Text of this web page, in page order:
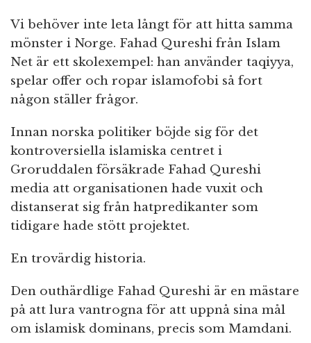
Vi behöver inte leta långt för att hitta samma
mönster i Norge. Fahad Qureshi från Islam
Net är ett skolexempel: han använder taqiyya,
spelar offer och ropar islamofobi så fort
någon ställer frågor.
Innan norska politiker böjde sig för det
kontroversiella islamiska centret i
Groruddalen försäkrade Fahad Qureshi
media att organisationen hade vuxit och
distanserat sig från hatpredikanter som
tidigare hade stött projektet.
En trovärdig historia.
Den outhärdlige Fahad Qureshi är en mästare
på att lura vantrogna för att uppnå sina mål
om islamisk dominans, precis som Mamdani.